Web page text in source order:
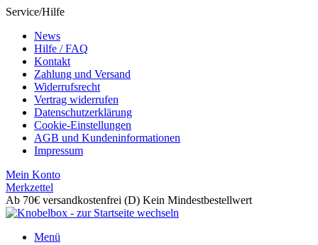
Service/Hilfe
News
Hilfe / FAQ
Kontakt
Zahlung und Versand
Widerrufsrecht
Vertrag widerrufen
Datenschutzerklärung
Cookie-Einstellungen
AGB und Kundeninformationen
Impressum
Mein Konto
Merkzettel
Ab 70€ versandkostenfrei (D) Kein Mindestbestellwert
Menü